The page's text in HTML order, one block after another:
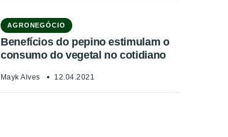
AGRONEGÓCIO
Benefícios do pepino estimulam o
consumo do vegetal no cotidiano
Mayk Alves 12.04.2021